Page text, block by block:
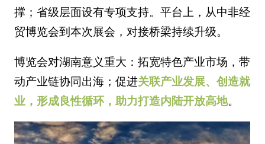
撑；省级层面设有专项支持。平台上，从中非经
贸博览会到本次展会，对接桥梁持续升级。
博览会对湖南意义重大：拓宽特色产业市场，带
动产业链协同出海；促进关联产业发展、创造就
业，形成良性循环，助力打造内陆开放高地。